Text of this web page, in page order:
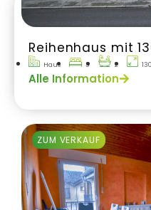
Reihenhaus mit
Haus 3 2
Alle Information
ZUM VERKAUF